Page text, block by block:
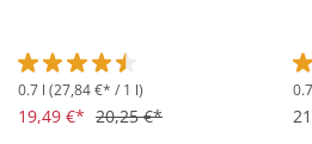
Durchschnittliche Bewertung von
0.7 l (27,84 €* / 1 l)
19,49 €* 20,25 €*